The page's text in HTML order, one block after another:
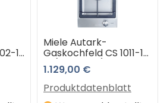
1
Miele Autark-
Gaskochfeld CS 1011-1
G (Edelstahl) 3 Jahre
Premiumshop
Garantie
1.129,00 €
Produktdatenblatt